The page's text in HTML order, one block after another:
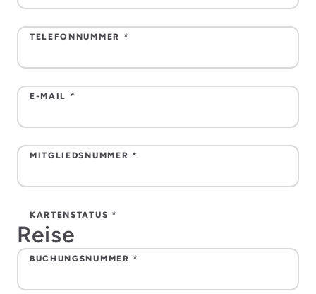
TELEFONNUMMER *
E-MAIL *
MITGLIEDSNUMMER *
KARTENSTATUS *
Reise
BUCHUNGSNUMMER *